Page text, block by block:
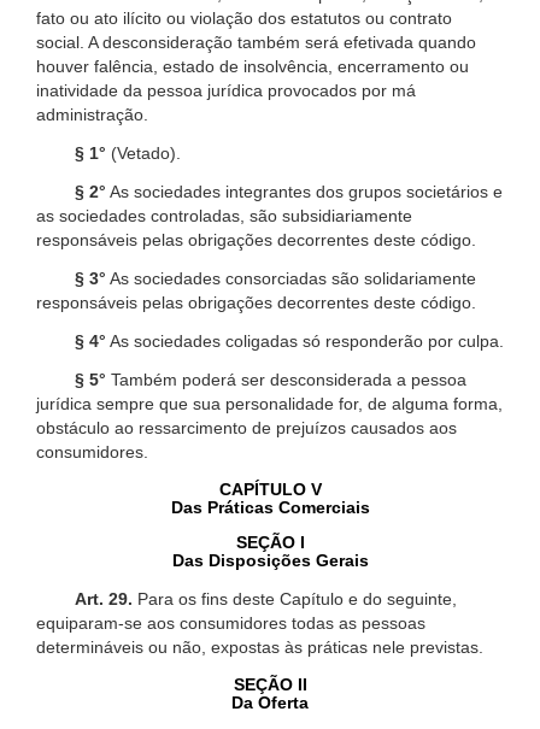
fato ou ato ilícito ou violação dos estatutos ou contrato
social. A desconsideração também será efetivada quando
houver falência, estado de insolvência, encerramento ou
inatividade da pessoa jurídica provocados por má
administração.
§ 1° (Vetado).
§ 2° As sociedades integrantes dos grupos societários e
as sociedades controladas, são subsidiariamente
responsáveis pelas obrigações decorrentes deste código.
§ 3° As sociedades consorciadas são solidariamente
responsáveis pelas obrigações decorrentes deste código.
§ 4° As sociedades coligadas só responderão por culpa.
§ 5° Também poderá ser desconsiderada a pessoa
jurídica sempre que sua personalidade for, de alguma forma,
obstáculo ao ressarcimento de prejuízos causados aos
consumidores.
CAPÍTULO V
Das Práticas Comerciais
SEÇÃO I
Das Disposições Gerais
Art. 29. Para os fins deste Capítulo e do seguinte,
equiparam-se aos consumidores todas as pessoas
determináveis ou não, expostas às práticas nele previstas.
SEÇÃO II
Da Oferta